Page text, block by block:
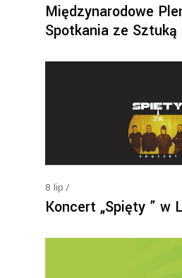
Międzynarodowe
Spotkania ze
8 lip
Koncert „Spięty ” w